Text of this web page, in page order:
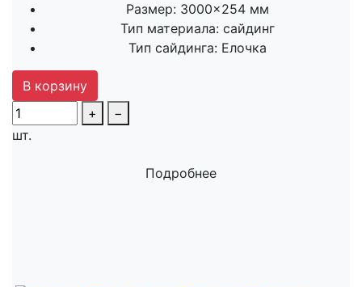
Размер: 3000×254 мм
Тип материала: сайдинг
Тип сайдинга: Елочка
В корзину
+
−
шт.
Подробнее